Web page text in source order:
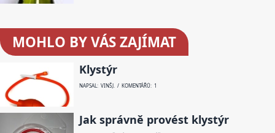
MOHLO BY VÁS ZAJÍMAT
Klystýr
NAPSAL: VINŠ J. / KOMENTÁŘŮ: 1
Jak správně provést klystýr